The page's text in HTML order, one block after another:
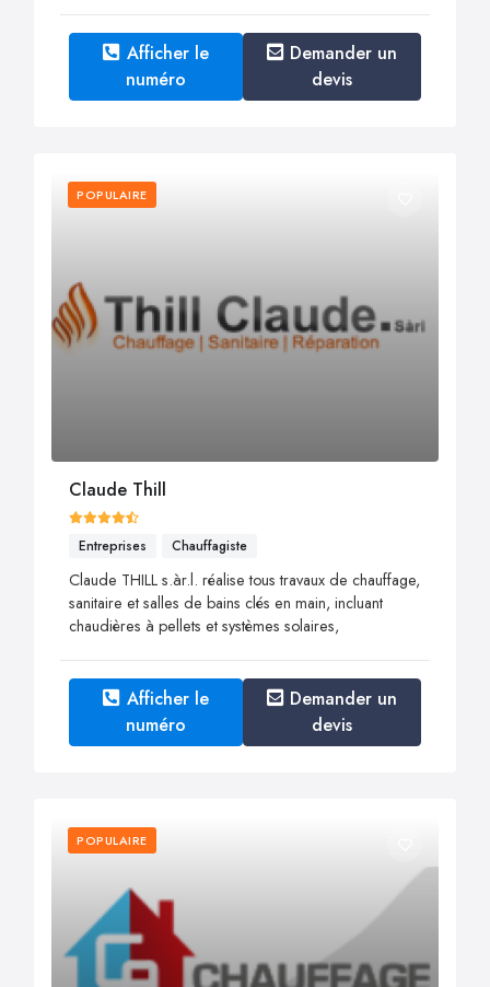
Afficher le
numéro
Demander un
devis
POPULAIRE
Claude Thill
Entreprises Chauffagiste
Claude THILL s.àr.l. réalise tous travaux de chauffage,
sanitaire et salles de bains clés en main, incluant
chaudières à pellets et systèmes solaires,
Afficher le
numéro
Demander un
devis
POPULAIRE